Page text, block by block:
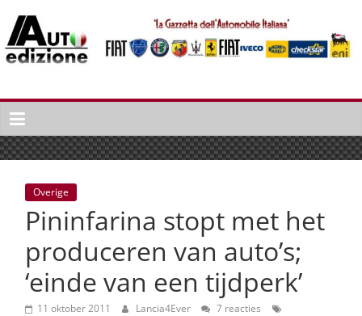
naar
inhoud
Auto
Edizione
La
Gazetta
dell'Automobile
Italiana
autonieuws
lifestyle
Overige
Pininfarina stopt met het
produceren van auto’s;
‘einde van een tijdperk’
11 oktober 2011 Lancia4Ever
7 reacties